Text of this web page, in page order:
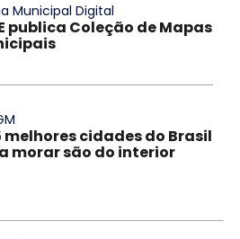
Municipal Digital
publica Coleção de Mapas
melhores cidades do Brasil
morar são do interior